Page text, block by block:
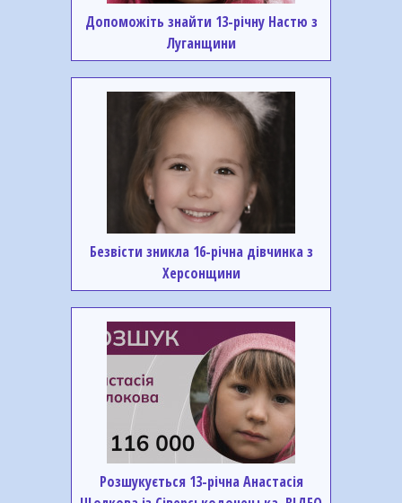
Допоможіть знайти 13-річну Настю з
Луганщини
Безвісти зникла 16-річна дівчинка з
Херсонщини
Розшукується 13-річна Анастасія